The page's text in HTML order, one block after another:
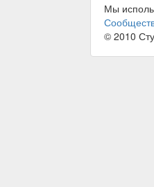
Мы
© 2010